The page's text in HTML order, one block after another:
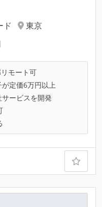
ド
東京
モート可
が定価6万円以上
サービスを開発